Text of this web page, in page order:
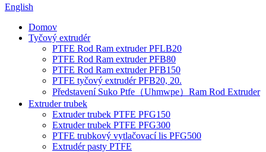
English
Domov
Tyčový extrudér
PTFE Rod Ram extruder PFLB20
PTFE Rod Ram extruder PFB80
PTFE Rod Ram extruder PFB150
PTFE tyčový extrudér PFB20, 20.
Představení Suko Ptfe（Uhmwpe）Ram Rod Extruder
Extruder trubek
Extruder trubek PTFE PFG150
Extruder trubek PTFE PFG300
PTFE trubkový vytlačovací lis PFG500
Extrudér pasty PTFE